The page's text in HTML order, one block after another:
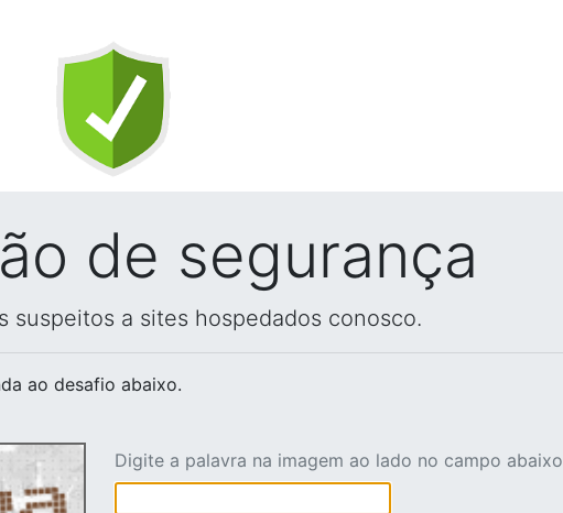
de segurança
suspeitos a sites hospedados conosco.
ao desafio abaixo.
Digite a palavra na imagem ao lado no campo abaixo